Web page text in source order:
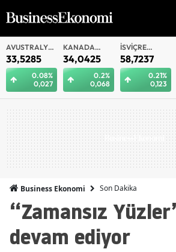
AVUSTRALYA
DOLARI
33,5285
0.08%
0,027
KANADA
DOLARI
34,0425
0.2%
0,068
İSVIÇRE
FRANKI
58,7237
0.21%
0,123
Business Ekonomi Son Dakika
“Zamansız
devam ediyor